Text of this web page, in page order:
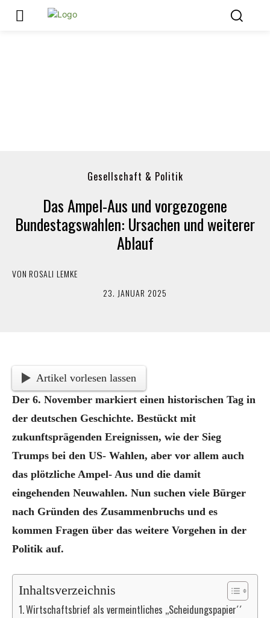
Gesellschaft & Politik
Das Ampel-Aus und vorgezogene
Bundestagswahlen: Ursachen und weiterer
Ablauf
VON ROSALI LEMKE
23. JANUAR 2025
Artikel vorlesen lassen
Der 6. November markiert einen historischen Tag in
der deutschen Geschichte. Bestückt mit
zukunftsprägenden Ereignissen, wie der Sieg
Trumps bei den US- Wahlen, aber vor allem auch
das plötzliche Ampel- Aus und die damit
eingehenden Neuwahlen. Nun suchen viele Bürger
nach Gründen des Zusammenbruchs und es
kommen Fragen über das weitere Vorgehen in der
Politik auf.
Inhaltsverzeichnis
Wirtschaftsbrief als vermeintliches ,,Scheidungspapier´´